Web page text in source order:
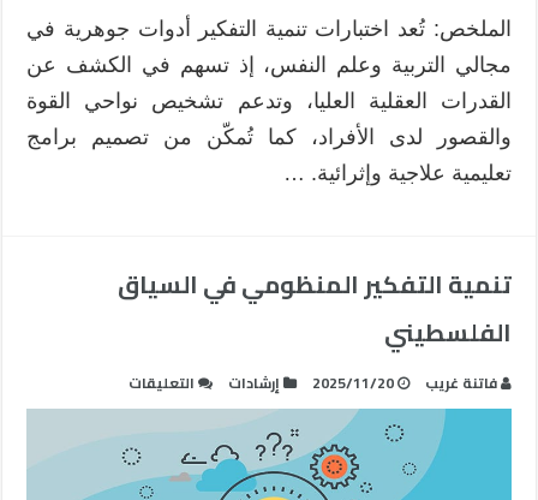
واتجاهات
مستقبلية
مغلقة
الملخص: تُعد اختبارات تنمية التفكير أدوات جوهرية في
مجالي التربية وعلم النفس، إذ تسهم في الكشف عن
القدرات العقلية العليا، وتدعم تشخيص نواحي القوة
والقصور لدى الأفراد، كما تُمكّن من تصميم برامج
تعليمية علاجية وإثرائية. …
تنمية التفكير المنظومي في السياق
الفلسطيني
فاتنة غريب 2025/11/20 إرشادات التعليقات
تنمية
المنظومي
في